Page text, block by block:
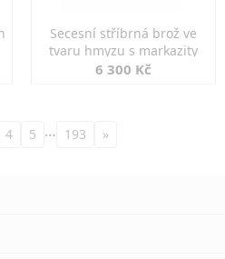
Secesní stříbrná brož ve
tvaru hmyzu s markazity
6 300 Kč
4 5 … 193 »